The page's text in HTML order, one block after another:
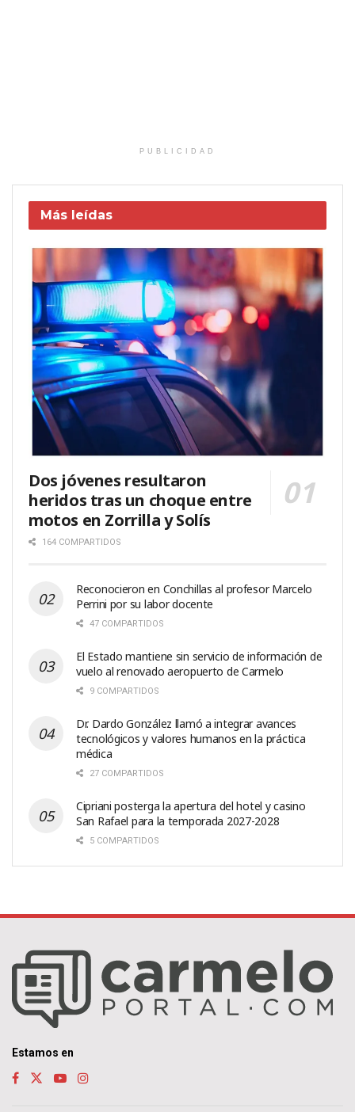
PUBLICIDAD
Más leídas
Dos jóvenes resultaron
heridos tras un choque entre
motos en Zorrilla y Solís
164 COMPARTIDOS
Reconocieron en Conchillas al profesor Marcelo
Perrini por su labor docente
47 COMPARTIDOS
El Estado mantiene sin servicio de información de
vuelo al renovado aeropuerto de Carmelo
9 COMPARTIDOS
Dr. Dardo González llamó a integrar avances
tecnológicos y valores humanos en la práctica
médica
27 COMPARTIDOS
Cipriani posterga la apertura del hotel y casino
San Rafael para la temporada 2027-2028
5 COMPARTIDOS
Estamos en